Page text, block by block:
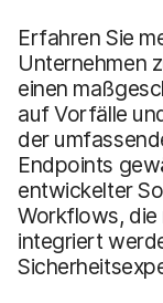
Erfahren Sie
Unternehmen
einen
auf Vorfälle
der
Endpoints
entwickelter
Workflows, die
integriert